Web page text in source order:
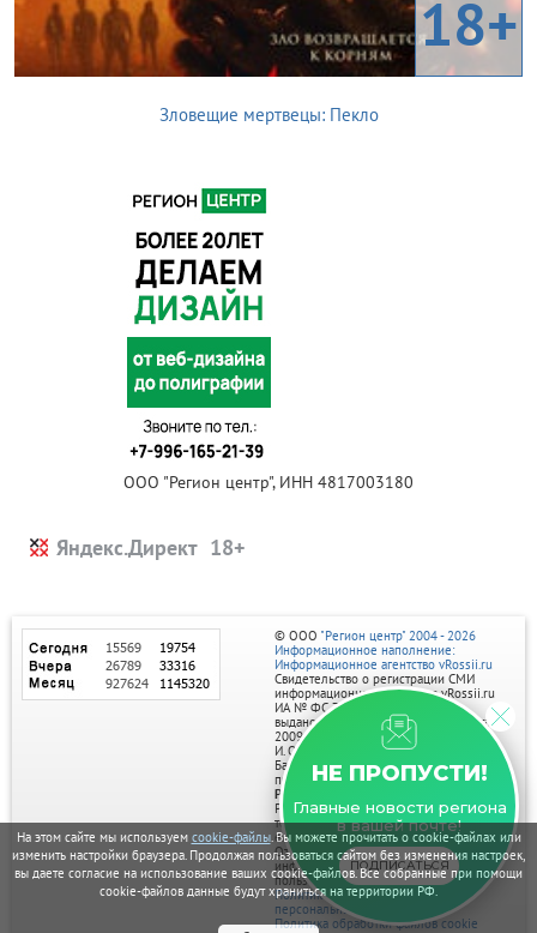
На этом сайте мы используем cookie-файлы. Вы можете прочитать о cookie-файлах или
изменить настройки браузера. Продолжая пользоваться сайтом без изменения настроек,
вы даете согласие на использование ваших cookie-файлов. Все собранные при помощи
cookie-файлов данные будут храниться на территории РФ.
18+
Зловещие мертвецы: Пекло
ООО "Регион центр", ИНН 4817003180
Яндекс.Директ
НЕ ПРОПУСТИ!
Главные новости региона
в вашей почте!
ПОДПИСАТЬСЯ
© ООО "Регион центр" 2004 - 2026
Информационное наполнение:
Информационное агентство vRossii.ru
Свидетельство о регистрации СМИ
информационного агентства vRossii.ru
ИА № ФС 77‑35502
выдано РОСКОМНАДЗОРом 04 марта
2009г.
И. О. Главного редактора Нарыков А. Н.
Баннеры на портале размещаются на
правах рекламы.
Реклама на портале:
Рекламное агентство "Умный маркетинг"
тел. 7-910-267-70-40,
email: umnyy.marketing@yandex.ru
Отдельные публикации могут содержать
информацию, не предназначенную для
пользователей до 18 лет.
Политика в отношении обработки
персональных данных
Политика обработки файлов cookie